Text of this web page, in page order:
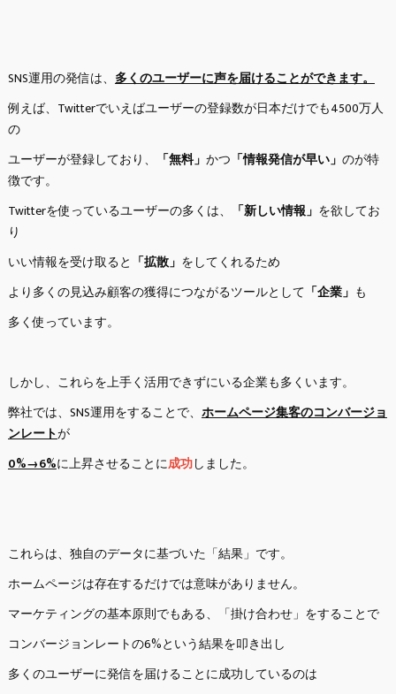
SNS運用の発信は、 多くのユーザーに声を届けることができます。
例えば、Twitterでいえばユーザーの登録数が日本だけでも4500万人
の
ユーザーが登録しており、
「無料」 かつ 「情報発信が早い」 のが特
徴です。
Twitterを使っているユーザーの多くは、
「新しい情報」 を欲してお
り
いい情報を受け取ると 「拡散」 をしてくれるため
より多くの見込み顧客の獲得につながるツールとして 「企業」 も
多く使っています。
しかし、これらを上手く活用できずにいる企業も多くいます。
弊社では、SNS運用をすることで、 ホームページ集客のコンバージョ
ンレートが
0%→6%に上昇させることに成功しました。
これらは、独自のデータに基づいた「結果」です。
ホームページは存在するだけでは意味がありません。
マーケティングの基本原則でもある、「掛け合わせ」をすることで
コンバージョンレートの6%という結果を叩き出し
多くのユーザーに発信を届けることに成功しているのは